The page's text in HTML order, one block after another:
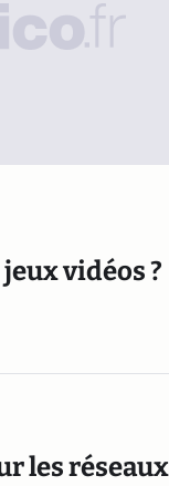
vidéos ?
les